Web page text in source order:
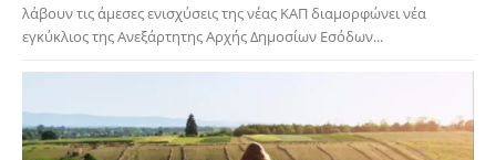
λάβουν τις άμεσες ενισχύσεις της νέας ΚΑΠ διαμορφώνει νέα
εγκύκλιος της Ανεξάρτητης Αρχής Δημοσίων Εσόδων...